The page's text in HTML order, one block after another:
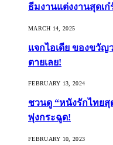
ธีมงานแต่งงานสุดเก๋
MARCH 14, 2025
แจกไอเดีย ของขวัญ
ตายเลย!
FEBRUARY 13, 2024
ชวนดู “หนังรักไทย
พุ่งกระฉูด!
FEBRUARY 10, 2023